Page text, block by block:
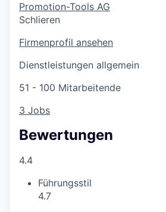
Promotion-Tools AG
Schlieren
Firmenprofil ansehen
Dienstleistungen allgemein
51 - 100 Mitarbeitende
3 Jobs
Bewertungen
4.4
Führungsstil
4.7